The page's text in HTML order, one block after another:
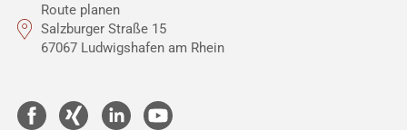
Route planen
Salzburger Straße 15
67067 Ludwigshafen am Rhein